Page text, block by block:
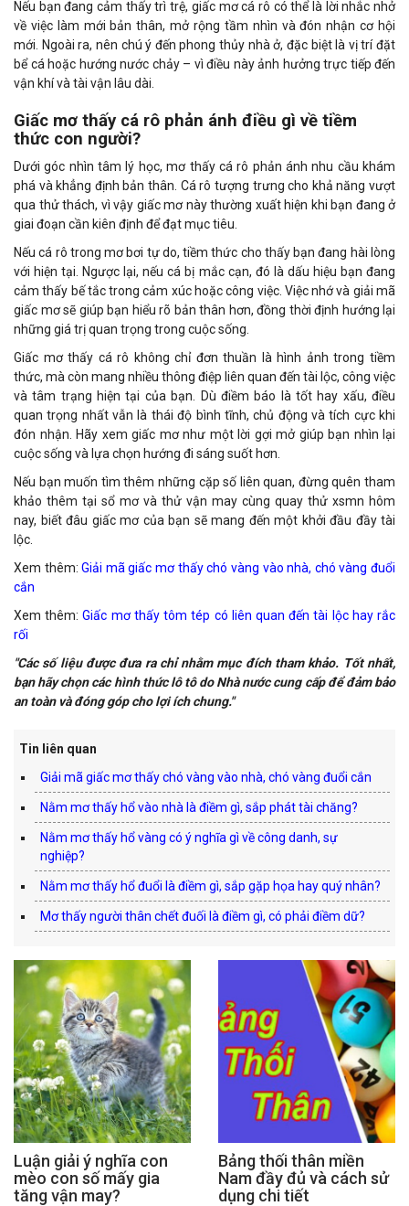
Nếu bạn đang cảm thấy trì trệ, giấc mơ cá rô có thể là lời nhắc nhở
về việc làm mới bản thân, mở rộng tầm nhìn và đón nhận cơ hội
mới. Ngoài ra, nên chú ý đến phong thủy nhà ở, đặc biệt là vị trí đặt
bể cá hoặc hướng nước chảy – vì điều này ảnh hưởng trực tiếp đến
vận khí và tài vận lâu dài.
Giấc mơ thấy cá rô phản ánh điều gì về tiềm
thức con người?
Dưới góc nhìn tâm lý học, mơ thấy cá rô phản ánh nhu cầu khám
phá và khẳng định bản thân. Cá rô tượng trưng cho khả năng vượt
qua thử thách, vì vậy giấc mơ này thường xuất hiện khi bạn đang ở
giai đoạn cần kiên định để đạt mục tiêu.
Nếu cá rô trong mơ bơi tự do, tiềm thức cho thấy bạn đang hài lòng
với hiện tại. Ngược lại, nếu cá bị mắc cạn, đó là dấu hiệu bạn đang
cảm thấy bế tắc trong cảm xúc hoặc công việc. Việc nhớ và giải mã
giấc mơ sẽ giúp bạn hiểu rõ bản thân hơn, đồng thời định hướng lại
những giá trị quan trọng trong cuộc sống.
Giấc mơ thấy cá rô không chỉ đơn thuần là hình ảnh trong tiềm
thức, mà còn mang nhiều thông điệp liên quan đến tài lộc, công việc
và tâm trạng hiện tại của bạn. Dù điềm báo là tốt hay xấu, điều
quan trọng nhất vẫn là thái độ bình tĩnh, chủ động và tích cực khi
đón nhận. Hãy xem giấc mơ như một lời gợi mở giúp bạn nhìn lại
cuộc sống và lựa chọn hướng đi sáng suốt hơn.
Nếu bạn muốn tìm thêm những cặp số liên quan, đừng quên tham
khảo thêm tại sổ mơ và thử vận may cùng quay thử xsmn hôm
nay, biết đâu giấc mơ của bạn sẽ mang đến một khởi đầu đầy tài
lộc.
Xem thêm:Giải mã giấc mơ thấy chó vàng vào nhà, chó vàng đuổi
cắn
Xem thêm:Giấc mơ thấy tôm tép có liên quan đến tài lộc hay rắc
rối
"Các số liệu được đưa ra chỉ nhằm mục đích tham khảo. Tốt nhất,
bạn hãy chọn các hình thức lô tô do Nhà nước cung cấp để đảm bảo
an toàn và đóng góp cho lợi ích chung."
Tin liên quan
Giải mã giấc mơ thấy chó vàng vào nhà, chó vàng đuổi cắn
Nằm mơ thấy hổ vào nhà là điềm gì, sắp phát tài chăng?
Nằm mơ thấy hổ vàng có ý nghĩa gì về công danh, sự
nghiệp?
Nằm mơ thấy hổ đuổi là điềm gì, sắp gặp họa hay quý nhân?
Mơ thấy người thân chết đuối là điềm gì, có phải điềm dữ?
Luận giải ý nghĩa con
mèo con số mấy gia
tăng vận may?
Bảng thối thân miền
Nam đầy đủ và cách sử
dụng chi tiết